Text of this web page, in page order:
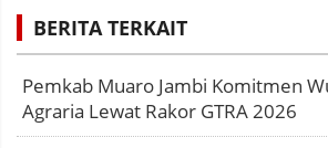
BERITA TERKAIT
Pemkab Muaro Jambi Komitmen
Agraria Lewat Rakor GTRA 2026